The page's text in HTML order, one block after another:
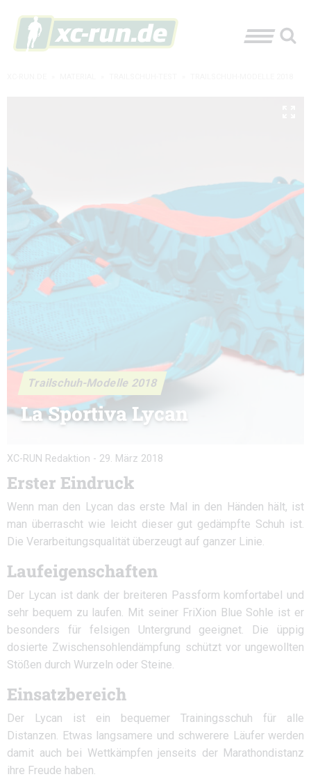
Trailschuh-Modelle 2018
La Sportiva Lycan
XC-RUN Redaktion - 29. März 2018
Erster Eindruck
Wenn man den Lycan das erste Mal in den Händen hält, ist
man überrascht wie leicht dieser gut gedämpfte Schuh ist.
Die Verarbeitungsqualität überzeugt auf ganzer Linie.
Laufeigenschaften
Der Lycan ist dank der breiteren Passform komfortabel und
sehr bequem zu laufen. Mit seiner FriXion Blue Sohle ist er
besonders für felsigen Untergrund geeignet. Die üppig
dosierte Zwischensohlendämpfung schützt vor ungewollten
Stößen durch Wurzeln oder Steine.
Einsatzbereich
Der Lycan ist ein bequemer Trainingsschuh für alle
Distanzen. Etwas langsamere und schwerere Läufer werden
damit auch bei Wettkämpfen jenseits der Marathondistanz
ihre Freude haben.